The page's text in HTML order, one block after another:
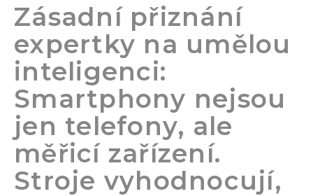
Zásadní přiznání
expertky na umělou
inteligenci:
Smartphony nejsou
jen telefony, ale
měřicí zařízení.
Stroje vyhodnocují,